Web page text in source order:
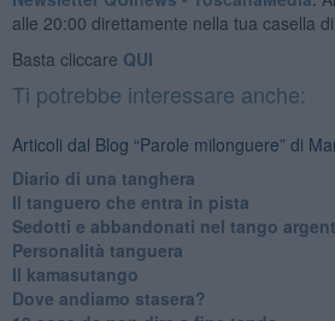
alle 20:00 direttamente nella tua casella di
Basta cliccare QUI
Ti potrebbe interessare anche:
Articoli dal Blog “Parole milonguere” di
Diario di una tanghera
Il tanguero che entra in pista
Sedotti e abbandonati nel tango
Personalità tanguera
Il kamasutango
Dove andiamo stasera?